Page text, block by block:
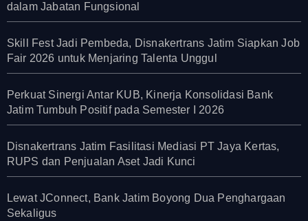
dalam Jabatan Fungsional
Skill Fest Jadi Pembeda, Disnakertrans Jatim Siapkan Job
Fair 2026 untuk Menjaring Talenta Unggul
Perkuat Sinergi Antar KUB, Kinerja Konsolidasi Bank
Jatim Tumbuh Positif pada Semester I 2026
Disnakertrans Jatim Fasilitasi Mediasi PT Jaya Kertas,
RUPS dan Penjualan Aset Jadi Kunci
Lewat JConnect, Bank Jatim Boyong Dua Penghargaan
Sekaligus